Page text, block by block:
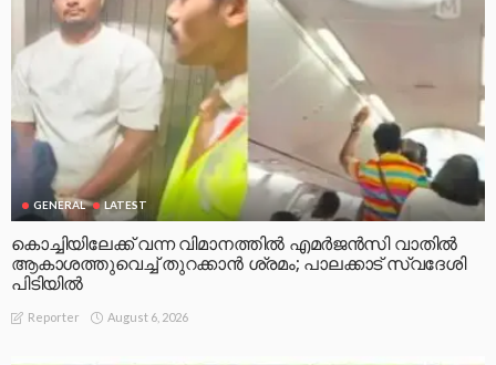
GENERAL LATEST
കൊച്ചിയിലേക്ക് വന്ന വിമാനത്തിൽ എമർജൻസി വാതിൽ
ആകാശത്തുവെച്ച് തുറക്കാൻ ശ്രമം; പാലക്കാട് സ്വദേശി
പിടിയിൽ
Reporter August 6, 2026